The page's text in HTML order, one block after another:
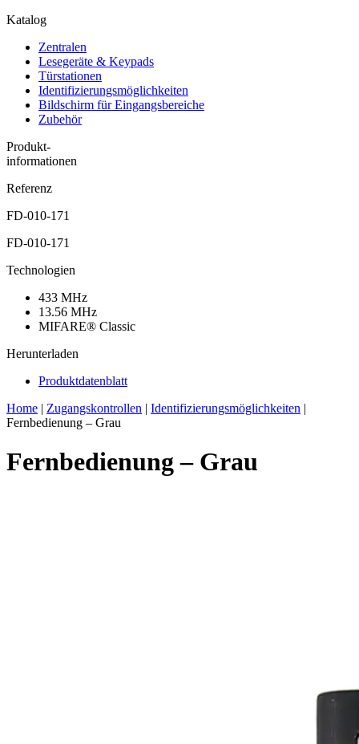
Katalog
Zentralen
Lesegeräte & Keypads
Türstationen
Identifizierungsmöglichkeiten
Bildschirm für Eingangsbereiche
Zubehör
Produkt-
informationen
Referenz
FD-010-171
FD-010-171
Technologien
433 MHz
13.56 MHz
MIFARE® Classic
Herunterladen
Produktdatenblatt
Home | Zugangskontrollen | Identifizierungsmöglichkeiten |
Fernbedienung – Grau
Fernbedienung – Grau